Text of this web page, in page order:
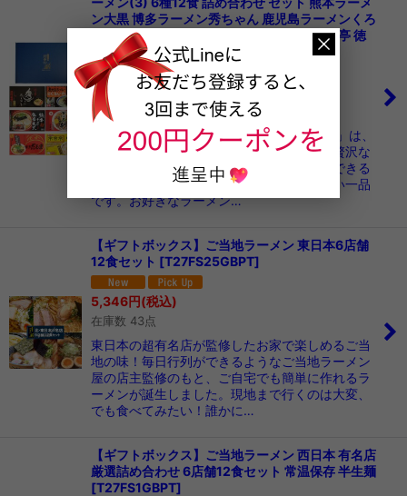
並び順:
ン大黒 博多ラーメン秀ちゃん 鹿児島ラーメンくろ
いわ 博多ラーメンだるま 京都ラーメン来来亭 徳
島ラーメンふく利 T27FS22GBPT
4,999 円(税込)
在庫数 17セット
私たちの「ご当地ラーメン ギフトボックス」は、
厳選された西日本の名店ラーメンを集めた贅沢な
詰め合わせです。全国各地の食文化を堪能できる
このセットは、ラーメン好きにはたまらない一品
です。お好きなラーメン…
【ギフトボックス】ご当地ラーメン 東日本6店舗
12食セット [T27FS25GBPT]
5,346円(税込)
在庫数 43点
東日本の超有名店が監修したお家で楽しめるご当
地の味！毎日行列ができるようなご当地ラーメン
屋の店主監修のもと、ご自宅でも簡単に作れるラ
ーメンが誕生しました。現地まで行くのは大変、
でも食べてみたい！誰かに…
【ギフトボックス】ご当地ラーメン 西日本 有名店
厳選詰め合わせ 6店舗12食セット 常温保存 半生麺
[T27FS1GBPT]